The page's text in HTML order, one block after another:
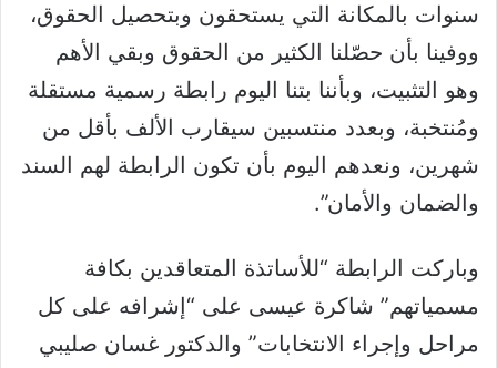
سنوات بالمكانة التي يستحقون وبتحصيل الحقوق،
ووفينا بأن حصّلنا الكثير من الحقوق وبقي الأهم
وهو التثبيت، وبأننا بتنا اليوم رابطة رسمية مستقلة
ومُنتخبة، وبعدد منتسبين سيقارب الألف بأقل من
شهرين، ونعدهم اليوم بأن تكون الرابطة لهم السند
والضمان والأمان”.
وباركت الرابطة “للأساتذة المتعاقدين بكافة
مسمياتهم” شاكرة عيسى على “إشرافه على كل
مراحل وإجراء الانتخابات” والدكتور غسان صليبي